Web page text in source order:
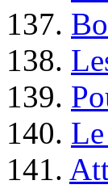
137.
138.
139.
140.
141.